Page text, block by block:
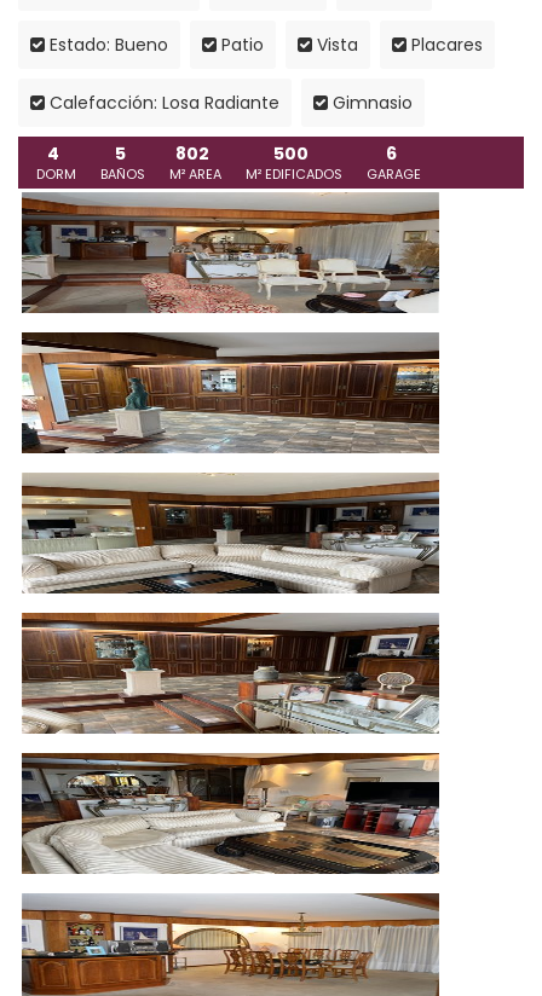
Estado: Bueno Patio Vista Placares
Calefacción: Losa Radiante Gimnasio
4
DORM
5
BAÑOS
802
M² AREA
500
M² EDIFICADOS
6
GARAGE